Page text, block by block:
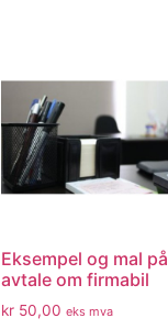
Eksempel og mal på
avtale om firmabil
kr 50,00 eks mva